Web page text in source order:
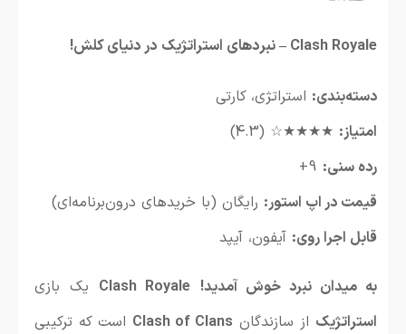
Clash Royale – نبردهای استراتژیک در دنیای کلش!
دسته‌بندی: استراتژی، کارتی
امتیاز: ★★★★☆ (4.3)
رده سنی:
قیمت در اپ استور: رایگان (با خریدهای درون‌برنامه‌ای)
قابل اجرا روی: آیفون، آیپد
به میدان نبرد خوش آمدید! Clash Royale یک بازی
استراتژیک از سازندگان Clash of Clans است که ترکیبی